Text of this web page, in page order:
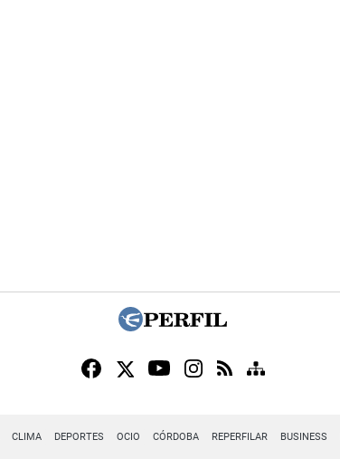
CLIMA DEPORTES OCIO CÓRDOBA REPERFILAR BUSINESS